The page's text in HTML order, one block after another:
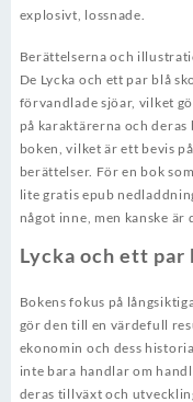
explosivt, lossnade.
Berättelserna och
De Lycka och ett par blå
förvandlade sjöar, vilket
på karaktärerna och
boken, vilket är ett bevis
berättelser. För en bok
lite gratis epub
något inne, men kanske är
Lycka och ett par
Bokens fokus på
gör den till en värdefull
ekonomin och dess
inte bara handlar om
deras tillväxt och